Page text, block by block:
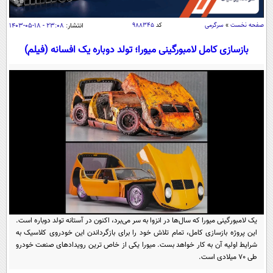
اقتصاد
اقتصادی
جامعه
حوادث
سلامت
یک برش دانایی
محیط زیست
سفر و تفریح
بین الملل
سیاست خارجی
فرهنگ و هنر
علم و دانش
فناوری و It
علمی
اخبار کریپتو
قرآن
گوناگون
سرگرمی
باشگاه مغز
مجله تصویری سلاح
فیلم
اقتصاد
ورزش
عصر ایران 2
خواندنی ها و دیدنی ها
آموزش زبان
صفحه نخست » سرگرمی کد ۹۸۸۳۴۵ انتشار: ۲۳:۰۸ - ۱۸-۰۵-۱۴۰۳
بازسازی کامل لامبورگینی میورا؛ تولد دوباره یک افسانه (فیلم)
یک لامبورگینی میورا که سال‌ها در انزوا به سر می‌برد، اکنون در آستانه تولد دوباره است.
این پروژه بازسازی کامل، تمام تلاش خود را برای بازگرداندن این خودروی کلاسیک به
شرایط اولیه آن به کار خواهد بست. میورا یکی از خاص ترین رویدادهای صنعت خودرو
طی 70 میلادی است.